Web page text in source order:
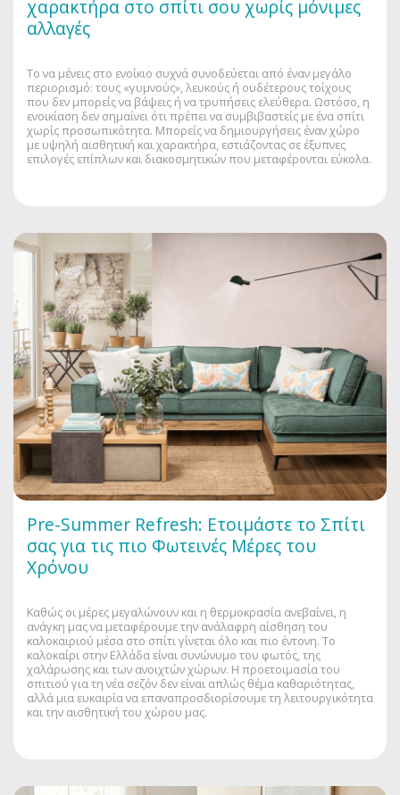
χαρακτήρα στο σπίτι σου χωρίς μόνιμες
αλλαγές
Το να μένεις στο ενοίκιο συχνά συνοδεύεται από έναν μεγάλο
περιορισμό: τους «γυμνούς», λευκούς ή ουδέτερους τοίχους
που δεν μπορείς να βάψεις ή να τρυπήσεις ελεύθερα. Ωστόσο, η
ενοικίαση δεν σημαίνει ότι πρέπει να συμβιβαστείς με ένα σπίτι
χωρίς προσωπικότητα. Μπορείς να δημιουργήσεις έναν χώρο
με υψηλή αισθητική και χαρακτήρα, εστιάζοντας σε έξυπνες
επιλογές επίπλων και διακοσμητικών που μεταφέρονται εύκολα.
Pre-Summer Refresh: Ετοιμάστε το Σπίτι
σας για τις πιο Φωτεινές Μέρες του
Χρόνου
Καθώς οι μέρες μεγαλώνουν και η θερμοκρασία ανεβαίνει, η
ανάγκη μας να μεταφέρουμε την ανάλαφρη αίσθηση του
καλοκαιριού μέσα στο σπίτι γίνεται όλο και πιο έντονη. Το
καλοκαίρι στην Ελλάδα είναι συνώνυμο του φωτός, της
χαλάρωσης και των ανοιχτών χώρων. Η προετοιμασία του
σπιτιού για τη νέα σεζόν δεν είναι απλώς θέμα καθαριότητας,
αλλά μια ευκαιρία να επαναπροσδιορίσουμε τη λειτουργικότητα
και την αισθητική του χώρου μας.